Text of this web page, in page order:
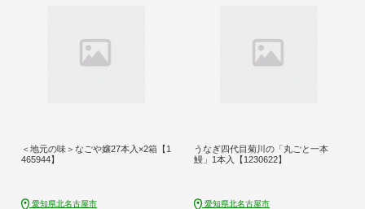
＜地元の味＞なごや嬢27本入×2箱【1
465944】
愛知県北名古屋市
うなぎ四代目菊川の「丸ごと一本
鰻」1本入【1230622】
愛知県北名古屋市